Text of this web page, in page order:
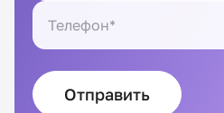
Отправить